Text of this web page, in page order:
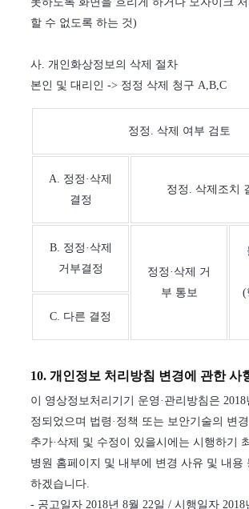
할 수 없도록 하는 것)
사. 개인화상정보의 삭제 절차
본인 및 대리인 -> 정정 삭제 청구 A,B,C
정정. 삭제 여부 검토
A. 정정·삭제
결정
정정. 삭제조치
B. 정정·삭제
거부결정
정정·삭제 거
부 통보
(
C. 다른 결정
10. 개인정보 처리방침 변경에 관한 사
이 영상정보처리기기 운영·관리방침은 2018
정되었으며 법령·정책 또는 보안기술의 변
추가·삭제 및 수정이 있을시에는 시행하기
병원 홈페이지 및 내부에 변경 사유 및 내용
하겠습니다.
- 공고일자 2018년 8월 22일 / 시행일자 2018